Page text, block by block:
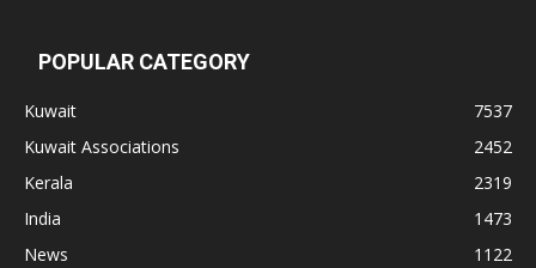
POPULAR CATEGORY
Kuwait
7537
Kuwait Associations
2452
Kerala
2319
India
1473
News
1122